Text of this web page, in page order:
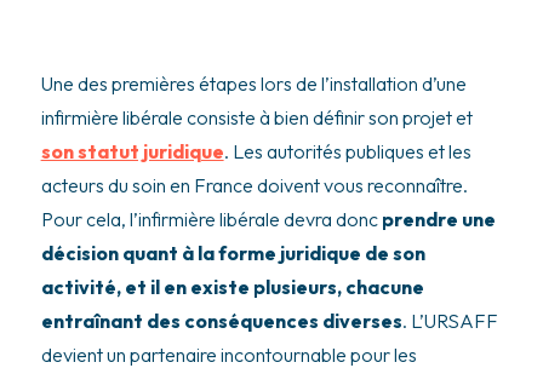
Une des premières étapes lors de l’installation d’une
infirmière libérale consiste à bien définir son projet et
son statut juridique. Les autorités publiques et les
acteurs du soin en France doivent vous reconnaître.
Pour cela, l’infirmière libérale devra donc prendre une
décision quant à la forme juridique de son
activité, et il en existe plusieurs, chacune
entraînant des conséquences diverses. L’URSAFF
devient un partenaire incontournable pour les